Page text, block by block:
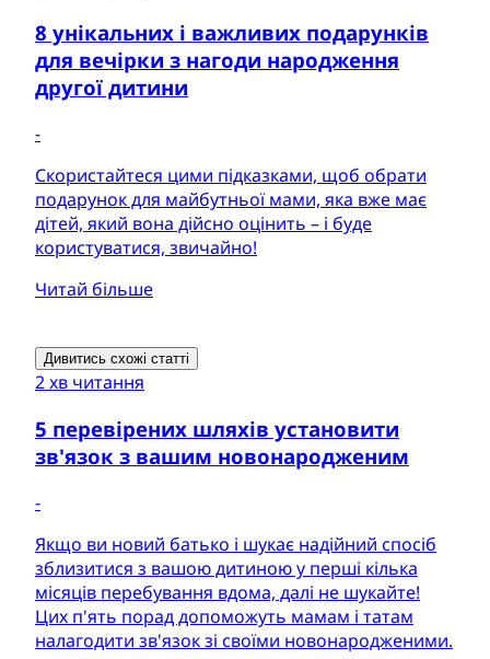
8 унікальних і важливих подарунків
для вечірки з нагоди народження
другої дитини
-
Скористайтеся цими підказками, щоб обрати
подарунок для майбутньої мами, яка вже має
дітей, який вона дійсно оцінить – і буде
користуватися, звичайно!
Читай більше
Дивитись схожі статті
2 хв читання
5 перевірених шляхів установити
зв'язок з вашим новонародженим
-
Якщо ви новий батько і шукає надійний спосіб
зблизитися з вашою дитиною у перші кілька
місяців перебування вдома, далі не шукайте!
Цих п'ять порад допоможуть мамам і татам
налагодити зв'язок зі своїми новонародженими.